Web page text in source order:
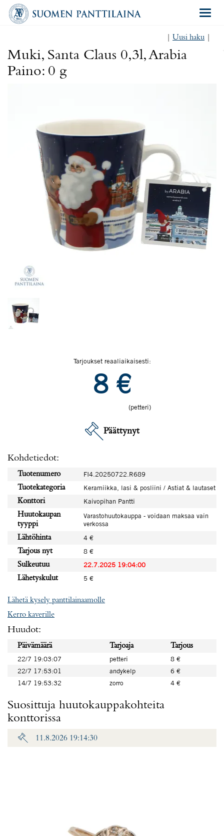
Uusi haku
Muki, Santa Claus 0,3l, Arabia
Paino: 0 g
Tarjoukset reaaliaikaisesti:
8 €
(petteri)
Päättynyt
Kohdetiedot:
Tuotenumero
FI4.20250722.R689
Tuotekategoria
Keramiikka, lasi & posliini / Astiat & lautaset
Konttori
Kaivopihan Pantti
Huutokaupan
tyyppi
Varastohuutokauppa - voidaan maksaa vain
verkossa
Lähtöhinta
4 €
Tarjous nyt
8 €
Sulkeutuu
22.7.2025 19:04:00
Lähetyskulut
5 €
Lähetä kysely panttilainaamolle
Kerro kaverille
Huudot:
Päivämäärä Tarjoaja
Tarjous
22/7 19:03:07
petteri
8 €
22/7 17:53:01
andykelp
6 €
14/7 19:53:32
zorro 4 €
Suosittuja huutokauppakohteita
konttorissa
11.8.2026 19:14:30